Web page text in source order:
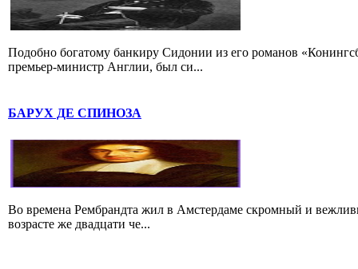
Подобно богатому банкиру Сидонии из его романов
премьер-министр Англии, был си...
БАРУХ ДЕ СПИНОЗА
Во времена Рембрандта жил в Амстердаме скромный и
возрасте же двадцати че...